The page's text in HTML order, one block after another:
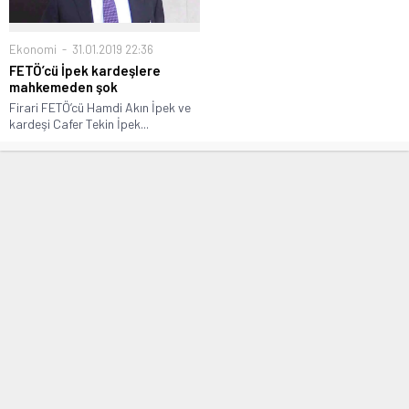
Ekonomi 31.01.2019 22:36
FETÖ’cü İpek kardeşlere
mahkemeden şok
Firari FETÖ’cü Hamdi Akın İpek ve
kardeşi Cafer Tekin İpek...